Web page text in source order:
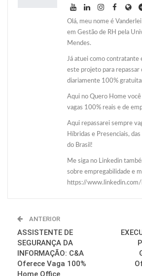
Olá, meu nome é
em Gestão de RH pela
Mendes.
Já atuei como contratante
este projeto para repassar
diariamente 100%
Aqui no Quero Home
vagas 100% reais e de
Aqui repassarei sempre
Híbridas e Presenciais,
do Brasil!
Me siga no Linkedin
sobre empregabilidade e
https://
ANTERIOR
ASSISTENTE DE
SEGURANÇA DA
INFORMAÇÃO: C&A
Oferece Vaga 100%
Home Office